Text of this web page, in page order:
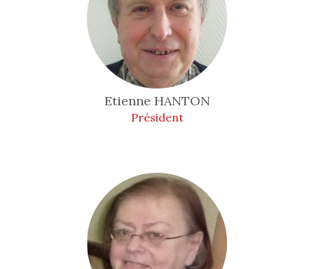
Etienne HANTON
Président